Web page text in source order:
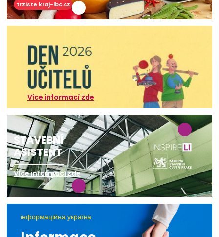
trziste.kraj-lbc.cz
Více informací zde
STAVEBNÍ
ASISTENT
Více informací zde
інформаційна україна